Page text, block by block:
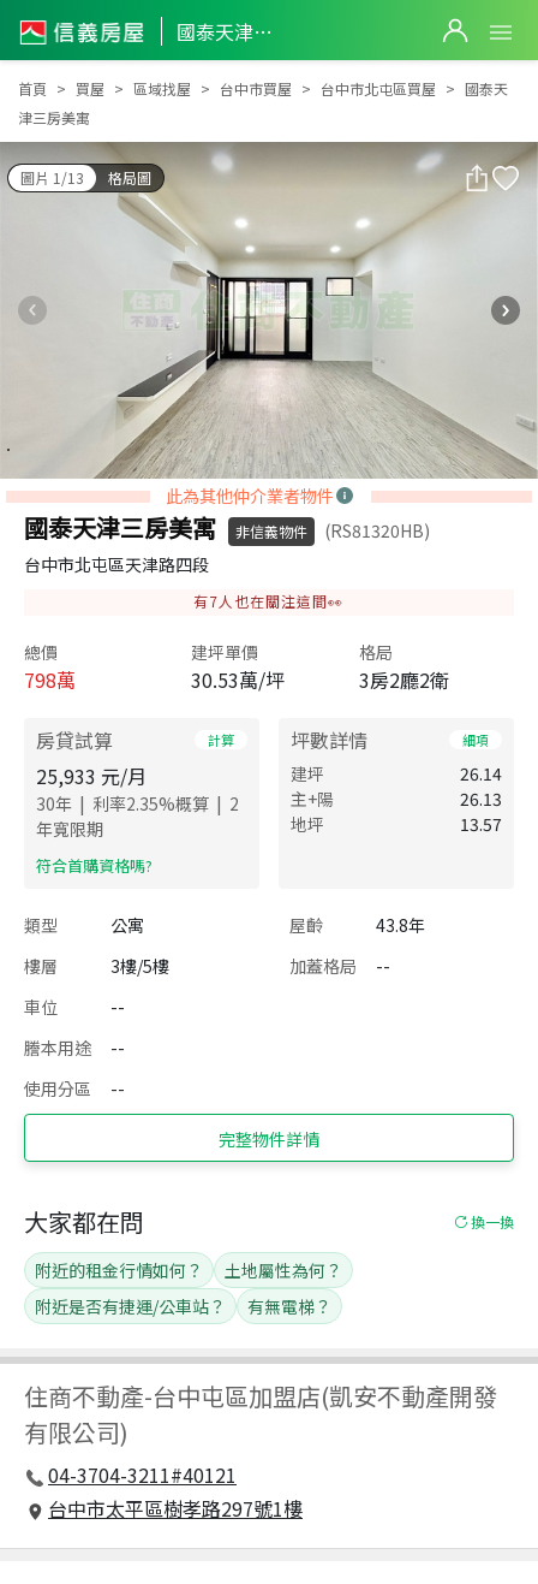
國泰天津三房美寓
國泰天津三房美寓
首頁 買屋 區域找屋 台中市買屋 台中市北屯區買屋
國泰天
津三房美寓
圖片 1/13 格局圖
此為其他仲介業者物件
國泰天津三房美寓 非信義物件
(RS81320HB)
台中市北屯區天津路四段
有7人也在關注這間👀
總價
798萬
建坪單價
30.53萬/坪
格局
3房2廳2衛
房貸試算 計算
25,933 元/月
30年 | 利率2.35%概算 | 2
年寬限期
​符合首購資格嗎?
坪數詳情 細項
建坪
26.14
主+陽
26.13
地坪
13.57
類型 公寓 屋齡
43.8年
樓層
3樓/5樓 加蓋格局
--
車位
--
謄本用途
--
使用分區
--
完整物件詳情
住商不動產-台中屯區加盟店(凱安不動產開發
有限公司)
04-3704-3211#40121
台中市太平區樹孝路297號1樓
大家都在問 換一換
附近的租金行情如何？
土地屬性為何？
附近是否有捷運/公車站？
有無電梯？